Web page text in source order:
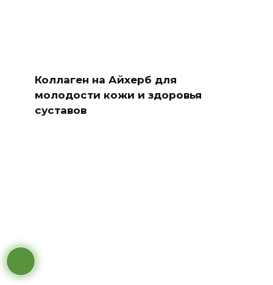
Коллаген на Айхерб для
молодости кожи и здоровья
суставов